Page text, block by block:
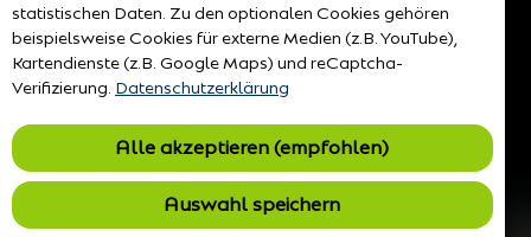
statistischen Daten. Zu den optionalen Cookies gehören
beispielsweise Cookies für externe Medien (z.B. YouTube),
Kartendienste (z.B. Google Maps) und reCaptcha-
Verifizierung. Datenschutzerklärung
Alle akzeptieren (empfohlen)
Auswahl speichern